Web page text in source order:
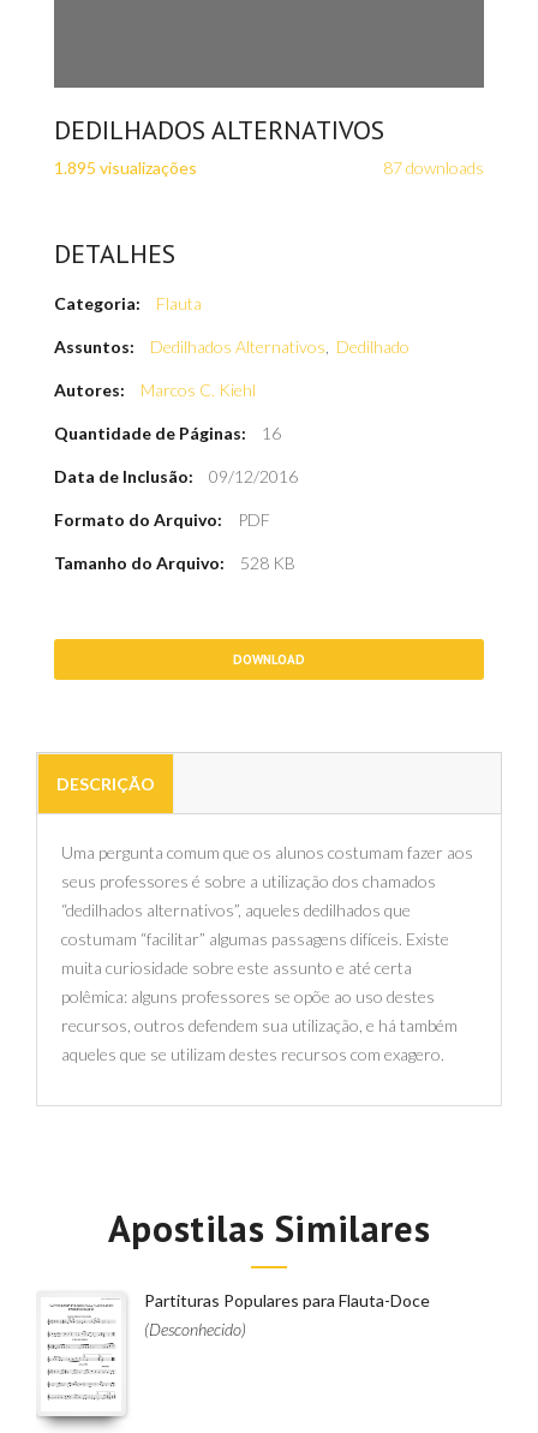
DEDILHADOS ALTERNATIVOS
1.895 visualizações 87 downloads
DETALHES
Categoria: Flauta
Assuntos: Dedilhados Alternativos Dedilhado
Autores: Marcos C. Kiehl
Quantidade de Páginas: 16
Data de Inclusão: 09/12/2016
Formato do Arquivo: PDF
Tamanho do Arquivo: 528 KB
DOWNLOAD
DESCRIÇÃO
Uma pergunta comum que os alunos costumam fazer aos
seus professores é sobre a utilização dos chamados
“dedilhados alternativos”, aqueles dedilhados que
costumam “facilitar” algumas passagens difíceis. Existe
muita curiosidade sobre este assunto e até certa
polêmica: alguns professores se opõe ao uso destes
recursos, outros defendem sua utilização, e há também
aqueles que se utilizam destes recursos com exagero.
Apostilas Similares
Partituras Populares para Flauta-Doce
(Desconhecido)